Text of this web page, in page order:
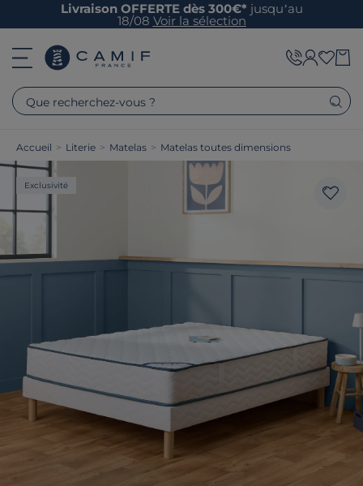
Livraison OFFERTE dès 300€* jusqu’au
18/08 Voir la sélection
Que recherchez-vous ?
Accueil > Literie > Matelas > Matelas toutes dimensions
Exclusivité